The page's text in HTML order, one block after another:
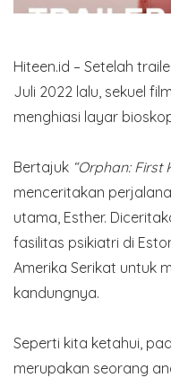
Hiteen.id – Setelah
Juli 2022 lalu, sekuel
menghiasi layar
Bertajuk “Orphan: First
menceritakan
utama, Esther.
fasilitas psikiatri di
Amerika Serikat untuk
kandungnya.
Seperti kita ketahui,
merupakan seorang